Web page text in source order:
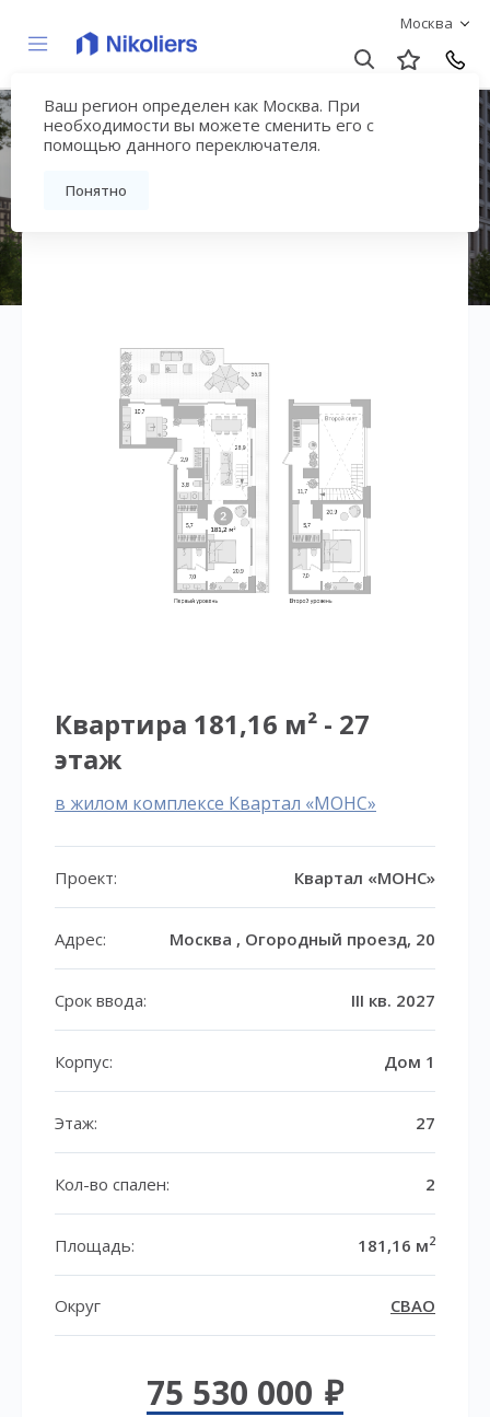
Москва
Ваш регион определен как Москва. При
необходимости вы можете сменить его с
помощью данного переключателя.
Понятно
Квартал «МОНС»
Вернуться на страницу жилого комплекса
Квартира 181,16 м² - 27
этаж
в жилом комплексе Квартал «МОНС»
Проект: Квартал «МОНС»
Адрес: Москва , Огородный проезд, 20
Срок ввода: III кв. 2027
Корпус: Дом 1
Этаж: 27
Кол-во спален: 2
Площадь: 181,16 м2
Округ СВАО
75 530 000